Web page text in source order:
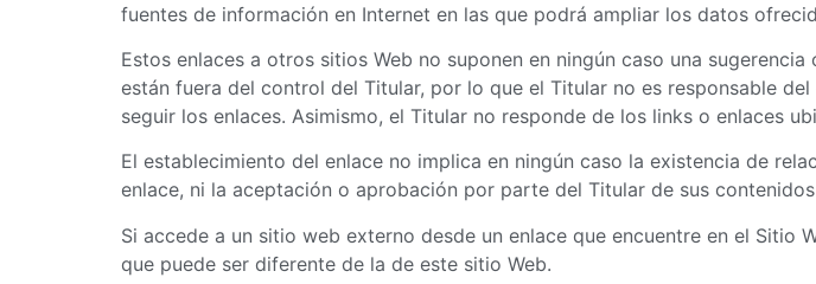
fuentes de información en Internet en las que podrá ampliar los datos
Estos enlaces a otros sitios Web no suponen en ningún caso una
están fuera del control del Titular, por lo que el Titular no es responsable
seguir los enlaces. Asimismo, el Titular no responde de los links o enlaces
El establecimiento del enlace no implica en ningún caso la existencia de
enlace, ni la aceptación o aprobación por parte del Titular de sus
Si accede a un sitio web externo desde un enlace que encuentre en el
que puede ser diferente de la de este sitio Web.